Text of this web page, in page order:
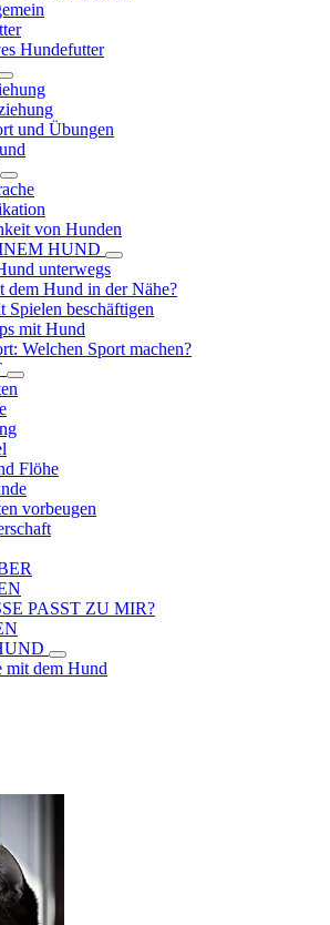
Hundefutter
und Übungen
von Hunden
HUND
unterwegs
dem Hund in der Nähe?
Spielen beschäftigen
mit Hund
Welchen Sport machen?
Flöhe
vorbeugen
PASST ZU MIR?
mit dem Hund